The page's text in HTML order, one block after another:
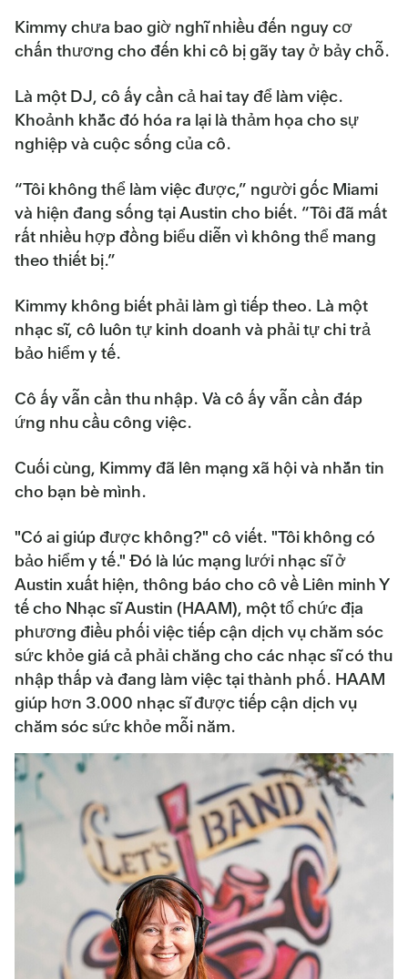
Kimmy chưa bao giờ nghĩ nhiều đến nguy cơ
chấn thương cho đến khi cô bị gãy tay ở bảy chỗ.
Là một DJ, cô ấy cần cả hai tay để làm việc.
Khoảnh khắc đó hóa ra lại là thảm họa cho sự
nghiệp và cuộc sống của cô.
“Tôi không thể làm việc được,” người gốc Miami
và hiện đang sống tại Austin cho biết. “Tôi đã mất
rất nhiều hợp đồng biểu diễn vì không thể mang
theo thiết bị.”
Kimmy không biết phải làm gì tiếp theo. Là một
nhạc sĩ, cô luôn tự kinh doanh và phải tự chi trả
bảo hiểm y tế.
Cô ấy vẫn cần thu nhập. Và cô ấy vẫn cần đáp
ứng nhu cầu công việc.
Cuối cùng, Kimmy đã lên mạng xã hội và nhắn tin
cho bạn bè mình.
"Có ai giúp được không?" cô viết. "Tôi không có
bảo hiểm y tế." Đó là lúc mạng lưới nhạc sĩ ở
Austin xuất hiện, thông báo cho cô về Liên minh Y
tế cho Nhạc sĩ Austin (HAAM), một tổ chức địa
phương điều phối việc tiếp cận dịch vụ chăm sóc
sức khỏe giá cả phải chăng cho các nhạc sĩ có thu
nhập thấp và đang làm việc tại thành phố. HAAM
giúp hơn 3.000 nhạc sĩ được tiếp cận dịch vụ
chăm sóc sức khỏe mỗi năm.